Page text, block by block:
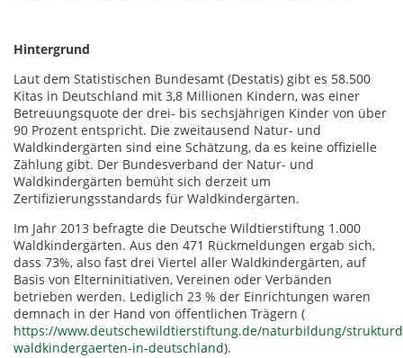
Hintergrund
Laut dem Statistischen Bundesamt (Destatis) gibt es 58.500
Kitas in Deutschland mit 3,8 Millionen Kindern, was einer
Betreuungsquote der drei- bis sechsjährigen Kinder von über
90 Prozent entspricht. Die zweitausend Natur- und
Waldkindergärten sind eine Schätzung, da es keine offizielle
Zählung gibt. Der Bundesverband der Natur- und
Waldkindergärten bemüht sich derzeit um
Zertifizierungsstandards für Waldkindergärten.
Im Jahr 2013 befragte die Deutsche Wildtierstiftung 1.000
Waldkindergärten. Aus den 471 Rückmeldungen ergab sich,
dass 73%, also fast drei Viertel aller Waldkindergärten, auf
Basis von Elterninitiativen, Vereinen oder Verbänden
betrieben werden. Lediglich 23 % der Einrichtungen waren
demnach in der Hand von öffentlichen Trägern (
https://www.deutschewildtierstiftung.de/naturbildung/
waldkindergaerten-in-deutschland).